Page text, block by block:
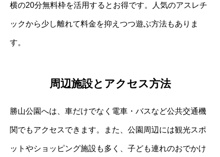
横の20分無料枠を活用するとお得です。人気のアスレチ
ックから少し離れて料金を抑えつつ遊ぶ方法もありま
す。
周辺施設とアクセス方法
勝山公園へは、車だけでなく電車・バスなど公共交通機
関でもアクセスできます。また、公園周辺には観光スポ
ットやショッピング施設も多く、子ども連れのおでかけ